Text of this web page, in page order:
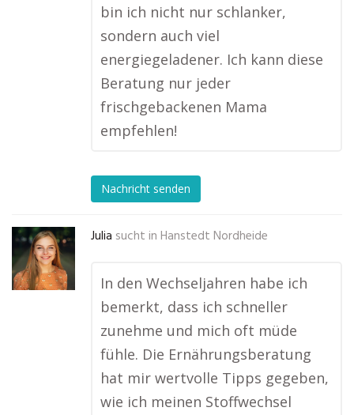
bin ich nicht nur schlanker,
sondern auch viel
energiegeladener. Ich kann diese
Beratung nur jeder
frischgebackenen Mama
empfehlen!
Nachricht senden
Julia sucht in Hanstedt Nordheide
In den Wechseljahren habe ich
bemerkt, dass ich schneller
zunehme und mich oft müde
fühle. Die Ernährungsberatung
hat mir wertvolle Tipps gegeben,
wie ich meinen Stoffwechsel